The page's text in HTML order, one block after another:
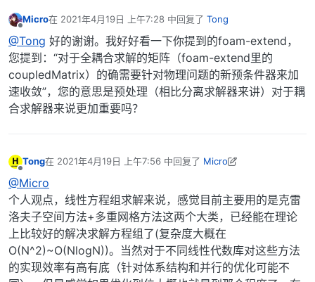
Micro在 2021年4月19日 上午7:28 中回复了 Tong
最后由 编辑
@Tong 好的谢谢。我好好看一下你提到的foam-extend，
您提到：“对于全耦合求解的矩阵（foam-extend里的
coupledMatrix）的确需要针对物理问题的新预条件器来加
速收敛”，您的意思是预处理（相比分离求解器来讲）对于耦
合求解器来说更加重要吗？
Tong在 2021年4月19日 上午7:56 中回复了 Micro
最后由 Tong 编辑 2021年4月19日 下午4:02
@Micro
个人观点，线性方程组求解来说，感觉目前主要用的是克雷
洛夫子空间方法+多重网格方法这两个大类，已经能在理论
上比较好的解决求解方程组了(复杂度大概在
O(N^2)~O(NlogN))。当然对于不同线性代数库对这些方法
的实现效率有高有底（针对体系结构和并行的优化可能不